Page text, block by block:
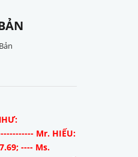
Mr. HIẾU:
---- Ms.